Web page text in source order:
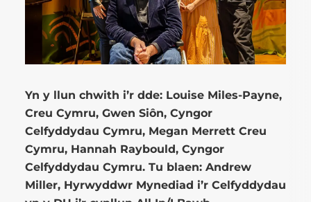
Yn y llun chwith i’r dde: Louise Miles-Payne,
Creu Cymru, Gwen Siôn, Cyngor
Celfyddydau Cymru, Megan Merrett Creu
Cymru, Hannah Raybould, Cyngor
Celfyddydau Cymru. Tu blaen: Andrew
Miller, Hyrwyddwr Mynediad i’r Celfyddydau